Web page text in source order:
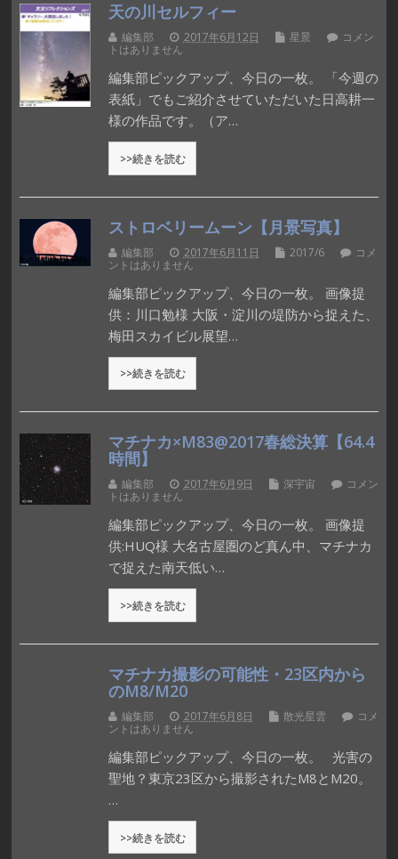
天の川セルフィー
編集部 2017年6月12日 星景
コメン
トはありません
編集部ピックアップ、今日の一枚。 「今週の
表紙」でもご紹介させていただいた日高耕一
様の作品です。（ア…
>>続きを読む
ストロベリームーン【月景写真】
編集部 2017年6月11日 2017/6
コメ
ントはありません
編集部ピックアップ、今日の一枚。 画像提
供：川口勉様 大阪・淀川の堤防から捉えた、
梅田スカイビル展望…
>>続きを読む
マチナカ×M83@2017春総決算【64.4
時間】
編集部 2017年6月9日 深宇宙
コメン
トはありません
編集部ピックアップ、今日の一枚。 画像提
供:HUQ様 大名古屋圏のど真ん中、マチナカ
で捉えた南天低い…
>>続きを読む
マチナカ撮影の可能性・23区内から
のM8/M20
編集部 2017年6月8日 散光星雲
コメ
ントはありません
編集部ピックアップ、今日の一枚。 光害の
聖地？東京23区から撮影されたM8とM20。
…
>>続きを読む